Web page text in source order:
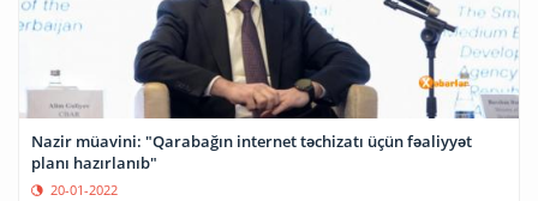
Nazir müavini: "Qarabağın internet təchizatı üçün fəaliyyət
planı hazırlanıb"
20-01-2022